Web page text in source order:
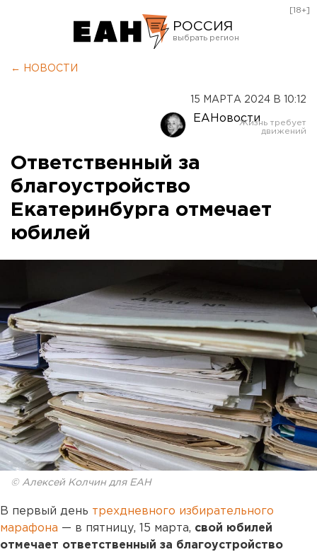
РОССИЯ
Оренбург
[18+]
← НОВОСТИ
15 МАРТА 2024 В 10:12
ЕАНовости
Ответственный за
благоустройство
Екатеринбурга отмечает
юбилей
© Алексей Колчин для ЕАН
В первый день трехдневного избирательного
марафона — в пятницу, 15 марта, свой юбилей
отмечает ответственный за благоустройство